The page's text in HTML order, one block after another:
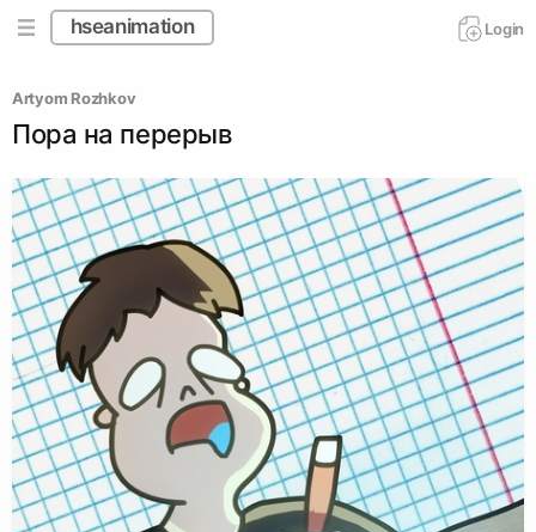
hseanimation Login
Artyom Rozhkov
Пора на перерыв